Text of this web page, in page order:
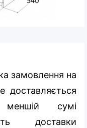
замовлення на
доставляється
сумі
доставки